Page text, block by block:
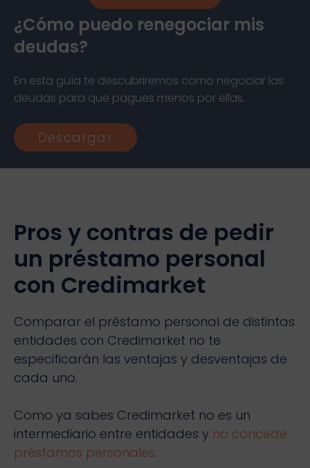
¿Cómo puedo renegociar mis
deudas?
En esta guía te descubriremos como negociar las
deudas para que pagues menos por ellas.
Descargar
Pros y contras de pedir
un préstamo personal
con Credimarket
Comparar el préstamo personal de distintas
entidades con Credimarket no te
especificarán las ventajas y desventajas de
cada uno.
Como ya sabes Credimarket no es un
intermediario entre entidades y no concede
préstamos personales.